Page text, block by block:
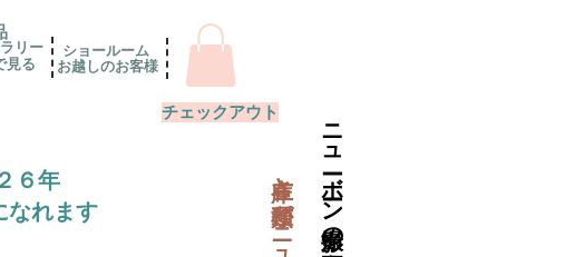
リー
見る
６年
なれます
ショールーム
お越しのお客様
チェックアウト